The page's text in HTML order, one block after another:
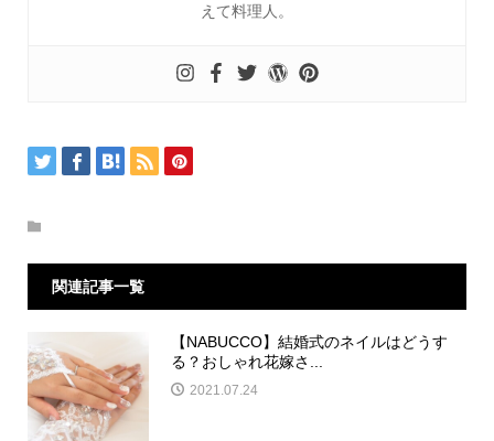
えて料理人。
関連記事一覧
【NABUCCO】結婚式のネイルはどうす
る？おしゃれ花嫁さ...
2021.07.24